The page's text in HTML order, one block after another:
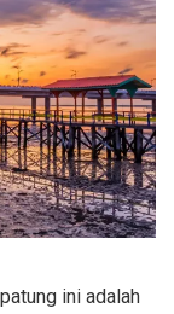
ini adalah